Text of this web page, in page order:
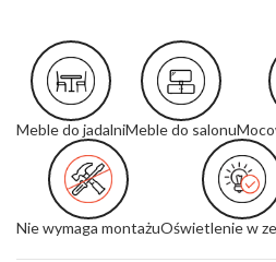
Meble do jadalniMeble do salonu
Nie wymaga montażuOświetlenie w